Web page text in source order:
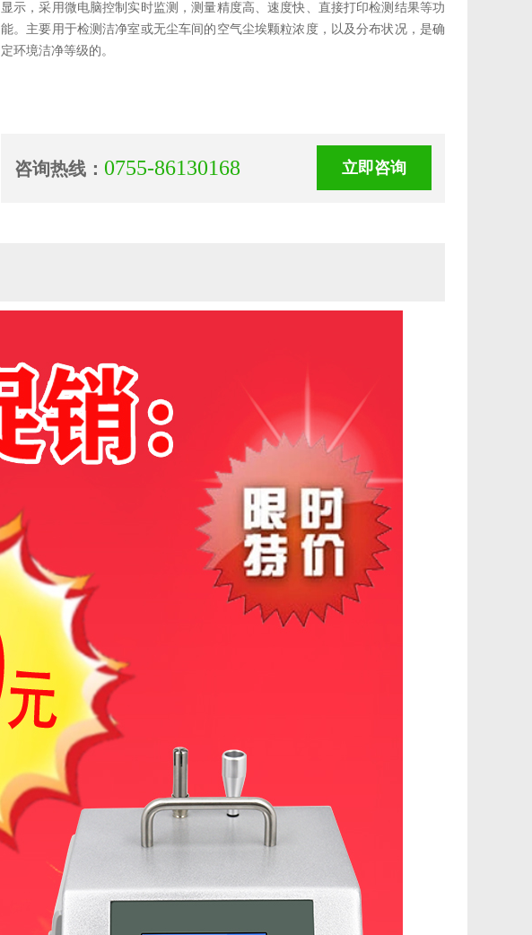
显示，采用微电脑控制实时监测，测量精度高、速度快、直接打印检测结果等功
能。主要用于检测洁净室或无尘车间的空气尘埃颗粒浓度，以及分布状况，是确
定环境洁净等级的。
咨询热线： 0755-86130168 立即咨询